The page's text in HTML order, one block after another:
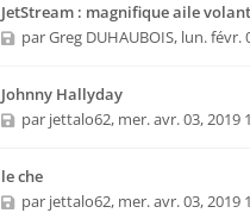
JetStream : magnifique aile
parGreg DUHAUBOIS, lun. févr.
Johnny Hallyday
par jettalo62, mer. avr. 03, 2019
le che
par jettalo62, mer. avr. 03, 2019